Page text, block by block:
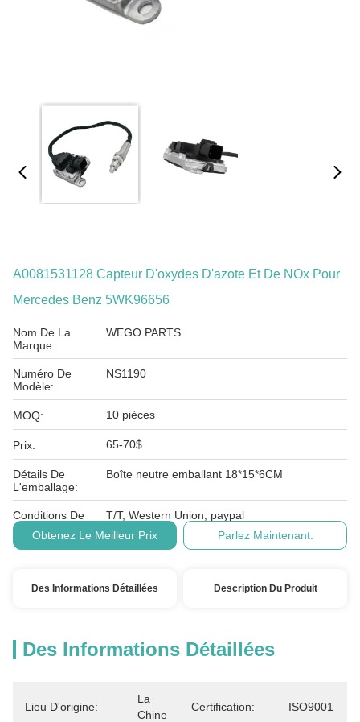
A0081531128 Capteur D'oxydes D'azote Et De NOx Pour
Mercedes Benz 5WK96656
Nom De La
Marque:
WEGO PARTS
Numéro De
Modèle:
NS1190
MOQ: 10 pièces
Prix: 65-70$
Détails De
L'emballage:
Boîte neutre emballant 18*15*6CM
Conditions De
Paiement:
T/T, Western Union, paypal
Obtenez Le Meilleur Prix
Parlez Maintenant.
Des Informations Détaillées Description Du Produit
Des Informations Détaillées
Lieu D'origine:
La
Chine
Certification: ISO9001